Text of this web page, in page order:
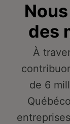
des
À
de 6